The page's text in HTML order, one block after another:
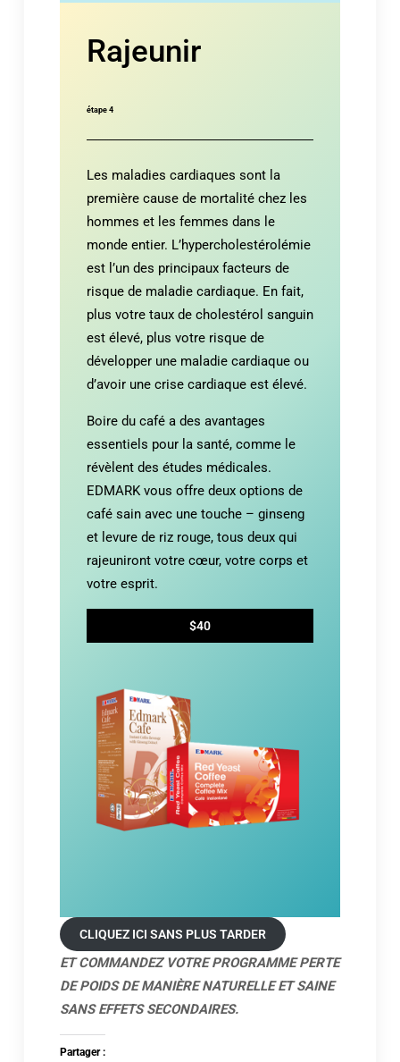
Rajeunir
étape 4
Les maladies cardiaques sont la
première cause de mortalité chez les
hommes et les femmes dans le
monde entier. L’hypercholestérolémie
est l’un des principaux facteurs de
risque de maladie cardiaque. En fait,
plus votre taux de cholestérol sanguin
est élevé, plus votre risque de
développer une maladie cardiaque ou
d’avoir une crise cardiaque est élevé.
Boire du café a des avantages
essentiels pour la santé, comme le
révèlent des études médicales.
EDMARK vous offre deux options de
café sain avec une touche – ginseng
et levure de riz rouge, tous deux qui
rajeuniront votre cœur, votre corps et
votre esprit.
$40
CLIQUEZ ICI SANS PLUS TARDER
ET COMMANDEZ VOTRE PROGRAMME PERTE
DE POIDS DE MANIÈRE NATURELLE ET SAINE
SANS EFFETS SECONDAIRES.
Partager :